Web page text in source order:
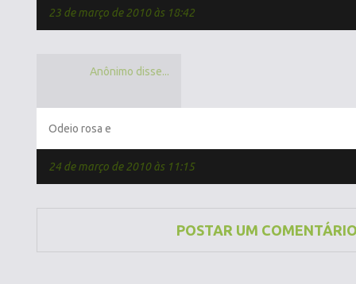
23 de março de 2010 às 18:42
Anônimo disse...
Odeio rosa e
24 de março de 2010 às 11:15
POSTAR UM